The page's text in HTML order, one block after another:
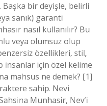
bir deyişle, belirli
sanık) garanti
nasıl kullanılır? Bu
veya olumsuz olup
özellikleri, stil,
insanlar için özel kelime
mahsus ne demek? [1]
sahip. Nevi
Munhasir, Nev’i